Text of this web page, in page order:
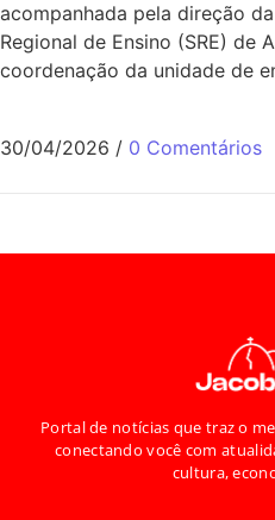
acompanhada pela direção
Regional de Ensino (SRE) de
coordenação da unidade de
30/04/2026 / 0 Comentários
Portal de notícias que traz o
conectando você com
cultura,